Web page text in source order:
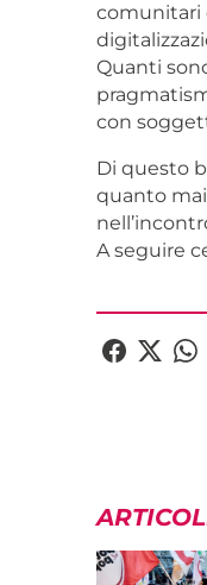
comunitari
Quanti
con
Di questo
quanto
A seguire